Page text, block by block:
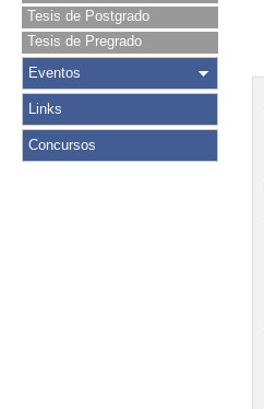
Tesis de Postgrado
Tesis de Pregrado
Eventos
Links
Concursos